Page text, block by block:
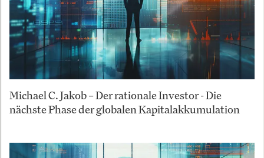
Michael C. Jakob – Der rationale Investor - Die
nächste Phase der globalen Kapitalakkumulation